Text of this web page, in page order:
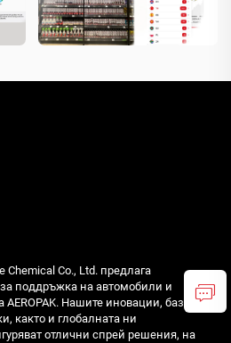
Co., Ltd. предлага
поддръжка на автомобили и
Нашите иновации, базирани
както и глобалната ни
отлични спрей решения, на